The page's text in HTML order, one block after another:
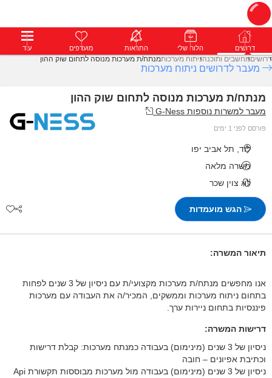
דרושים פרופילים הודעות פרימיום דרושים הלוח שלי התראות מועדפים עוד
דרושיםמחשבים ותוכנהניתוח מערכותמנתח/ת מערכות מנוסה לתחום שוק ההון
מעבר לדרושים ניתוח מערכות
מנתח/ת מערכות מנוסה לתחום שוק ההון
מעבר למשרות נוספות G-Ness
פורסם לפני 1 ימים
לוד, תל אביב יפו
משרה מלאה
לא צוין שכר
הגש מועמדות
תיאור המשרה:
אנו מחפשים מנתח/ת מערכות מקצועי/ת עם ניסיון של 3 שנים לפחות
בתחום ניתוח מערכות וממשקים, המכיר/ה את העבודה עם מערכות
פיננסיות בתחום ניירות ערך.
דרישות המשרה:
ניסיון של 3 שנים (מינימום) בעבודה כמנתח מערכות: קבלת דרישות
וכתיבת אפיונים – חובה
ניסיון של 3 שנים (מינימום) בעבודה מול מערכות מבוססות תקשורת Api